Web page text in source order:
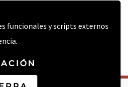
funcionales y scripts externos